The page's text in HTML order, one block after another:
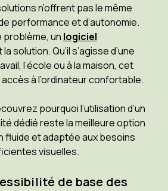
n’offrent pas le même
performance et d’autonomie.
problème, un logiciel
solution. Qu’il s’agisse d’une
l’école ou à la maison, cet
à l’ordinateur confortable.
pourquoi l’utilisation d’un
dédié reste la meilleure option
fluide et adaptée aux besoins
visuelles.
de base des